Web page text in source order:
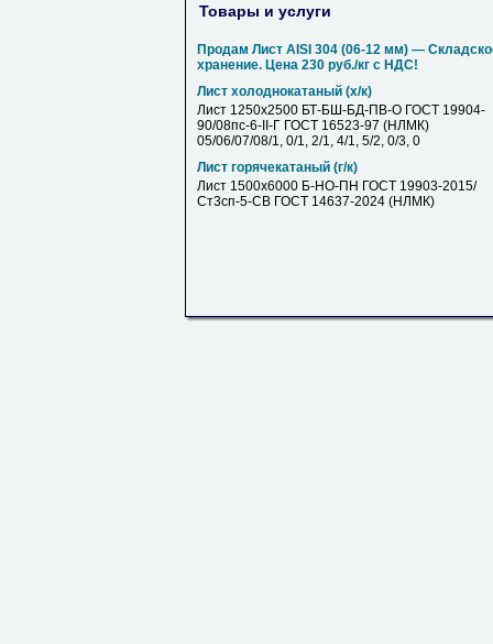
Товары и услуги
Продам Лист AISI 304 (06-12 мм) —
хранение. Цена 230 руб./кг с НДС!
Лист холоднокатаный (х/к)
Лист 1250х2500 БТ-БШ-БД-ПВ-О ГОСТ 19904-
90/08пс-6-II-Г ГОСТ 16523-97 (НЛМК)
05/06/07/08/1, 0/1, 2/1, 4/1, 5/2, 0/3, 0
Лист горячекатаный (г/к)
Лист 1500х6000 Б-НО-ПН ГОСТ 19903-2015/
Ст3сп-5-СВ ГОСТ 14637-2024 (НЛМК)